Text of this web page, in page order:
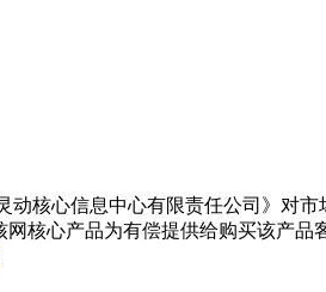
核心信息中心有限责任公司》对
心产品为有偿提供给购买该产品